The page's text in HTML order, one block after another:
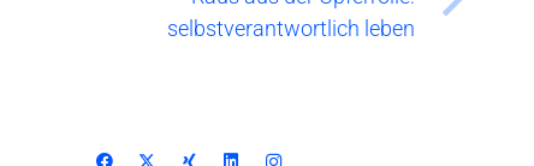
selbstverantwortlich leben